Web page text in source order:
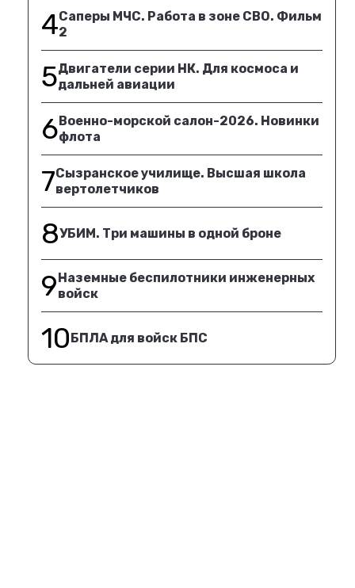
4Саперы МЧС. Работа в зоне СВО. Фильм
2
5Двигатели серии НК. Для космоса и
дальней авиации
6Военно-морской салон-2026. Новинки
флота
7Сызранское училище. Высшая школа
вертолетчиков
8УБИМ. Три машины в одной броне
9Наземные беспилотники инженерных
войск
10БПЛА для войск БПС